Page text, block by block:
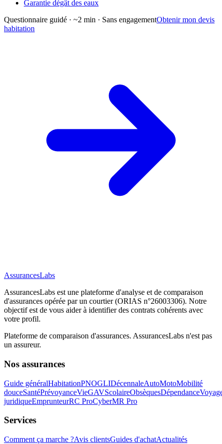
Garantie dégât des eaux
Questionnaire guidé · ~2 min · Sans engagementObtenir mon devis
habitation
AssurancesLabs
AssurancesLabs est une plateforme d'analyse et de comparaison
d'assurances opérée par un courtier (ORIAS n°26003306). Notre
objectif est de vous aider à identifier des contrats cohérents avec
votre profil.
Plateforme de comparaison d'assurances. AssurancesLabs n'est pas
un assureur.
Nos assurances
Guide généralHabitationPNOGLIDécennaleAutoMotoMobilité
douceSantéPrévoyanceVieGAVScolaireObsèquesDépendance
juridiqueEmprunteurRC ProCyberMR Pro
Services
Comment ça marche ?Avis clientsGuides d'achatActualités